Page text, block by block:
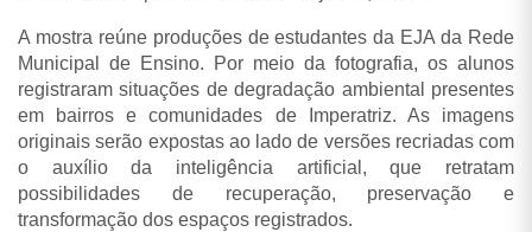
A mostra reúne produções de estudantes da EJA da Rede
Municipal de Ensino. Por meio da fotografia, os alunos
registraram situações de degradação ambiental presentes
em bairros e comunidades de Imperatriz. As imagens
originais serão expostas ao lado de versões recriadas com
o auxílio da inteligência artificial, que retratam
possibilidades de recuperação, preservação e
transformação dos espaços registrados.